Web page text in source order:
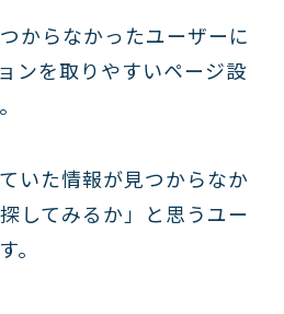
からなかったユーザーに
ンを取りやすいページ設
いた情報が見つからなか
してみるか」と思うユー
。